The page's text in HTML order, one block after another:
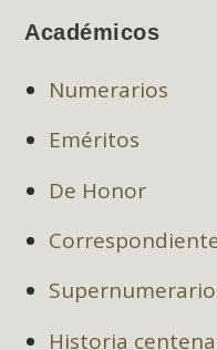
Académicos
Numerarios
Eméritos
De Honor
Historia